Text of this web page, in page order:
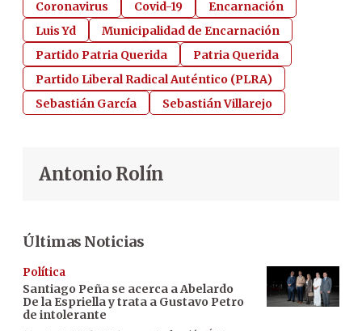
Coronavirus Covid-19
Encarnación
Luis Yd
Municipalidad de Encarnación
Partido Patria Querida
Patria Querida
Partido Liberal Radical Auténtico (PLRA)
Sebastián García
Sebastián Villarejo
Antonio Rolín
Últimas Noticias
Política
Santiago Peña se acerca a Abelardo
De la Espriella y trata a Gustavo Petro
de intolerante